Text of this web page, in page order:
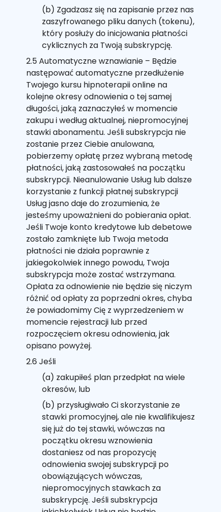
(b) Zgadzasz się na zapisanie przez nas
zaszyfrowanego pliku danych (tokenu),
który posłuży do inicjowania płatności
cyklicznych za Twoją subskrypcję.
2.5 Automatyczne wznawianie – Będzie
następować automatyczne przedłużenie
Twojego kursu hipnoterapii online na
kolejne okresy odnowienia o tej samej
długości, jaką zaznaczyłeś w momencie
zakupu i według aktualnej, niepromocyjnej
stawki abonamentu. Jeśli subskrypcja nie
zostanie przez Ciebie anulowana,
pobierzemy opłatę przez wybraną metodę
płatności, jaką zastosowałeś na początku
subskrypcji. Nieanulowanie Usług lub dalsze
korzystanie z funkcji płatnej subskrypcji
Usług jasno daje do zrozumienia, że
jesteśmy upoważnieni do pobierania opłat.
Jeśli Twoje konto kredytowe lub debetowe
zostało zamknięte lub Twoja metoda
płatności nie działa poprawnie z
jakiegokolwiek innego powodu, Twoja
subskrypcja może zostać wstrzymana.
Opłata za odnowienie nie będzie się niczym
różnić od opłaty za poprzedni okres, chyba
że powiadomimy Cię z wyprzedzeniem w
momencie rejestracji lub przed
rozpoczęciem okresu odnowienia, jak
opisano powyżej.
2.6 Jeśli
(a) zakupiłeś plan przedpłat na wiele
okresów, lub
(b) przysługiwało Ci skorzystanie ze
stawki promocyjnej, ale nie kwalifikujesz
się już do tej stawki, wówczas na
początku okresu wznowienia
dostaniesz od nas propozycję
odnowienia swojej subskrypcji po
obowiązujących wówczas,
niepromocyjnych stawkach za
subskrypcję. Jeśli subskrypcja